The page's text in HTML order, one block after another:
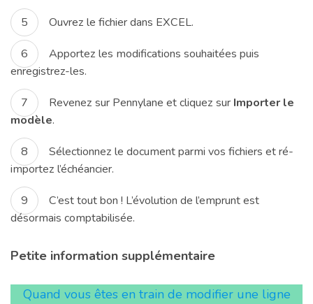
Ouvrez le fichier dans EXCEL.
Apportez les modifications souhaitées puis
enregistrez-les.
Revenez sur Pennylane et cliquez sur Importer le
modèle.
Sélectionnez le document parmi vos fichiers et ré-
importez l’échéancier.
C’est tout bon ! L’évolution de l’emprunt est
désormais comptabilisée.
Petite information supplémentaire
Quand vous êtes en train de modifier une ligne